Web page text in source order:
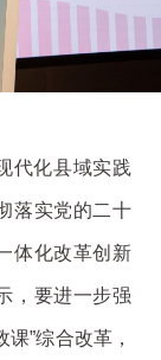
代化县域实践
落实党的二十
体化改革创新
，要进一步强
”综合改革，